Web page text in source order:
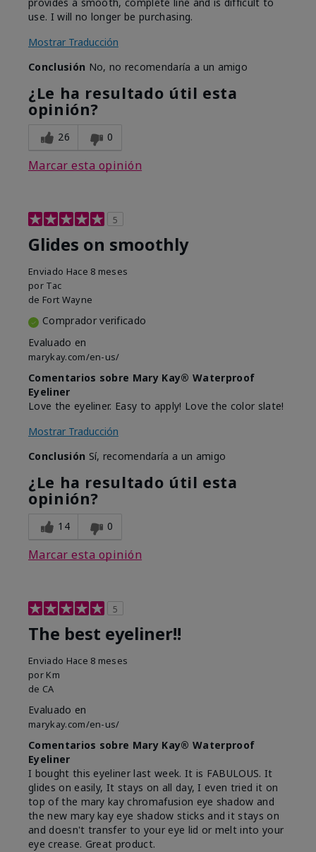
use. I will no longer be purchasing.
Mostrar Traducción
Conclusión No, no recomendaría a un amigo
¿Le ha resultado útil esta
opinión?
26 0
Marcar esta opinión
5
Glides on smoothly
Enviado Hace 8 meses
por Tac
de Fort Wayne
Comprador verificado
Evaluado en
marykay.com/en-us/
Comentarios sobre Mary Kay® Waterproof
Eyeliner
Love the eyeliner. Easy to apply! Love the color slate!
Mostrar Traducción
Conclusión Sí, recomendaría a un amigo
¿Le ha resultado útil esta
opinión?
14 0
Marcar esta opinión
5
The best eyeliner!!
Enviado Hace 8 meses
por Km
de CA
Evaluado en
marykay.com/en-us/
Comentarios sobre Mary Kay® Waterproof
Eyeliner
I bought this eyeliner last week. It is FABULOUS. It
glides on easily, It stays on all day, I even tried it on
top of the mary kay chromafusion eye shadow and
the new mary kay eye shadow sticks and it stays on
and doesn't transfer to your eye lid or melt into your
eye crease. Great product.